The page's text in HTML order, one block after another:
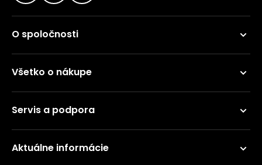
O spoločnosti
Všetko o nákupe
Servis a podpora
Aktuálne informácie